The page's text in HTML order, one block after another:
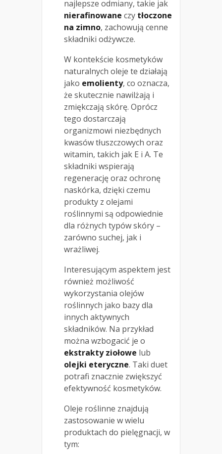
najlepsze odmiany, takie jak
nierafinowane czy tłoczone
na zimno, zachowują cenne
składniki odżywcze.
W kontekście kosmetyków
naturalnych oleje te działają
jako emolienty, co oznacza,
że skutecznie nawilżają i
zmiękczają skórę. Oprócz
tego dostarczają
organizmowi niezbędnych
kwasów tłuszczowych oraz
witamin, takich jak E i A. Te
składniki wspierają
regenerację oraz ochronę
naskórka, dzięki czemu
produkty z olejami
roślinnymi są odpowiednie
dla różnych typów skóry –
zarówno suchej, jak i
wrażliwej.
Interesującym aspektem jest
również możliwość
wykorzystania olejów
roślinnych jako bazy dla
innych aktywnych
składników. Na przykład
można wzbogacić je o
ekstrakty ziołowe lub
olejki eteryczne. Taki duet
potrafi znacznie zwiększyć
efektywność kosmetyków.
Oleje roślinne znajdują
zastosowanie w wielu
produktach do pielęgnacji, w
tym: